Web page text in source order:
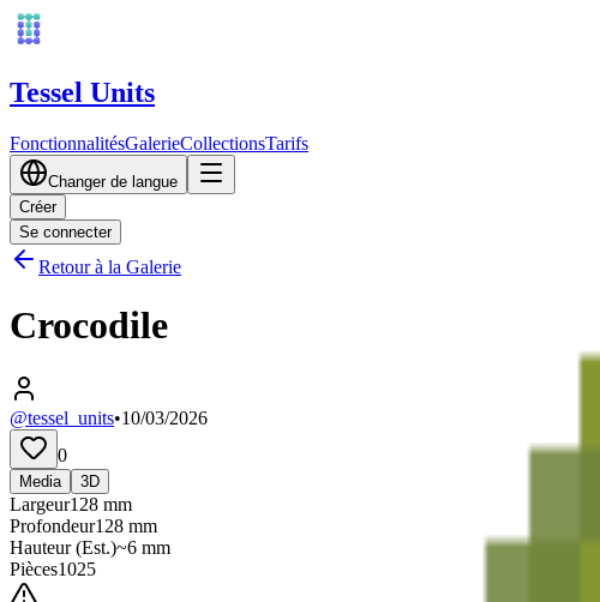
Tessel Units
FonctionnalitésGalerieCollectionsTarifs
Changer de langue
Créer
Se connecter
Retour à la Galerie
Crocodile
@tessel_units•10/03/2026
0
Media 3D
Largeur128 mm
Profondeur128 mm
Hauteur(Est.)~6 mm
Pièces1025